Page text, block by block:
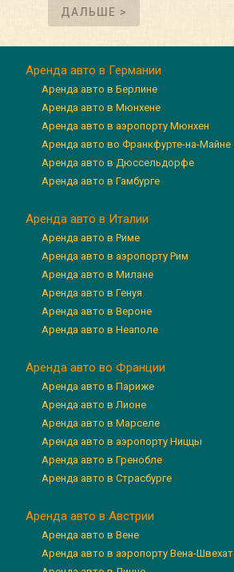
ДАЛЬШЕ >
Аренда авто в Германии
Аренда авто в Берлине
Аренда авто в Мюнхене
Аренда авто в аэропорту Мюнхен
Аренда авто во Франкфурте-на-Майне
Аренда авто в Дюссельдорфе
Аренда авто в Гамбурге
Аренда авто в Италии
Аренда авто в Риме
Аренда авто в аэропорту Рим
Аренда авто в Милане
Аренда авто в Генуя
Аренда авто в Вероне
Аренда авто в Неаполе
Аренда авто во Франции
Аренда авто в Париже
Аренда авто в Лионе
Аренда авто в Марселе
Аренда авто в аэропорту Ниццы
Аренда авто в Гренобле
Аренда авто в Страсбурге
Аренда авто в Австрии
Аренда авто в Вене
Аренда авто в аэропорту Вена-Швехат